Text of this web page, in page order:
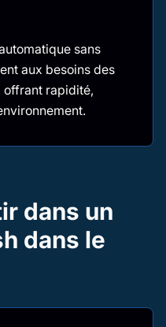
sans
aux besoins des
offrant rapidité,
dans un
dans le